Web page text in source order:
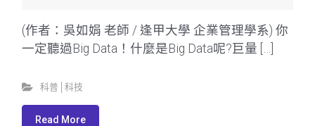
(作者：吳如娟 老師 / 逢甲大學 企業管理學系) 你
一定聽過Big Data！什麼是Big Data呢?巨量 […]
科普│科技
Read More